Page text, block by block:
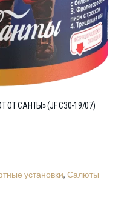
САНТЫ» (JF C30-19/07)
установки,Салюты